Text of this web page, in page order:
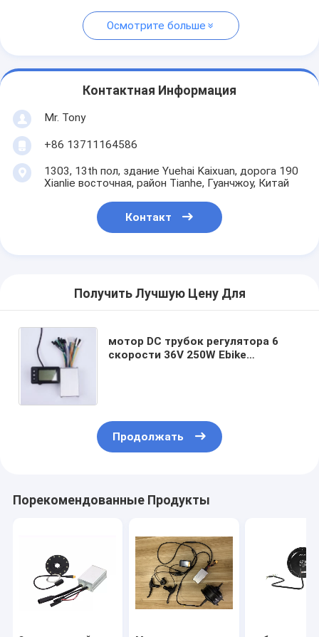
Осмотрите больше
Контактная Информация
Mr. Tony
+86 13711164586
1303, 13th пол, здание Yuehai Kaixuan, дорога 190
Xianlie восточная, район Tianhe, Гуанчжоу, Китай
Контакт
Получить Лучшую Цену Для
мотор DC трубок регулятора 6
скорости 36V 250W Ebike
Продолжать
Порекомендованные Продукты